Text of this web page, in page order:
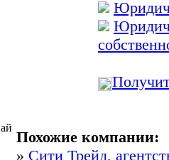
Похожие компании:
» Сити Трейд,